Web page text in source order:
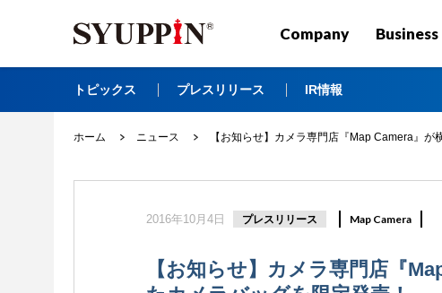
Company Business
トピックス プレスリリース IR情報
ホーム ニュース 【お知らせ】カメラ専門店『Map Camera』
2016年10月4日 プレスリリース Map Camera
【お知らせ】カメラ専門店『